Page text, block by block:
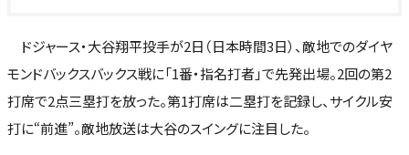
ドジャース・大谷翔平投手が2日（日本時間3日）、敵地でのダイヤ
モンドバックスバックス戦に「1番・指名打者」で先発出場。2回の第2
打席で2点三塁打を放った。第1打席は二塁打を記録し、サイクル安
打に“前進”。敵地放送は大谷のスイングに注目した。